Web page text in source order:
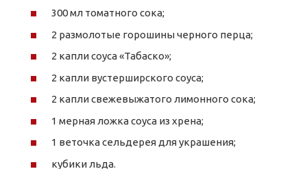
300 мл томатного сока;
2 размолотые горошины черного перца;
2 капли соуса «Табаско»;
2 капли вустерширского соуса;
2 капли свежевыжатого лимонного сока;
1 мерная ложка соуса из хрена;
1 веточка сельдерея для украшения;
кубики льда.